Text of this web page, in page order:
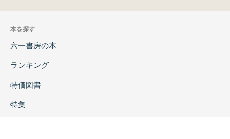
本を探す
六一書房の本
ランキング
特価図書
特集